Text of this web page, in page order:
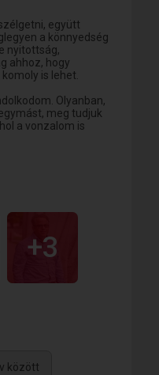
együtt
a könnyedség
nyitottság,
ahhoz, hogy
is lehet.
Olyanban,
meg tudjuk
a vonzalom is
+3
között